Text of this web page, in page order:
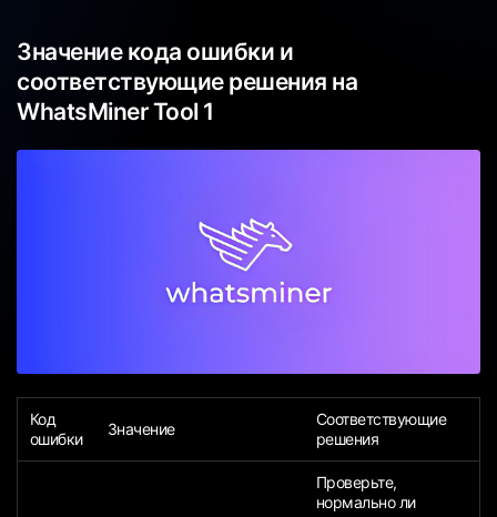
Значение кода ошибки и
соответствующие решения на
WhatsMiner Tool 1
Код
ошибки
Значение
Соответствующие
решения
Проверьте,
нормально ли